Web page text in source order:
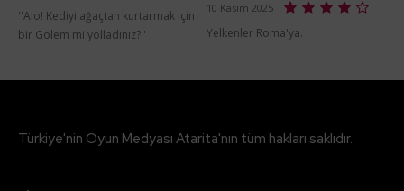
''Alo! Kediyi ağaçtan kurtarmak için
bir Golem mi yolladınız?''
10 Kasım 2025
Yelkenler Roma'ya.
Türkiye'nin Oyun Medyası Atarita'nın tüm hakları saklıdır.